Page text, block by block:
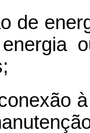
de